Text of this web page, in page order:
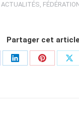
ACTUALITÉS,
Partager cet article
PartagerPartager